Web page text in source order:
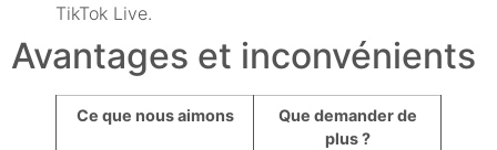
TikTok Live.
Avantages et inconvénients
Ce que nous aimons
Que demander de
plus ?